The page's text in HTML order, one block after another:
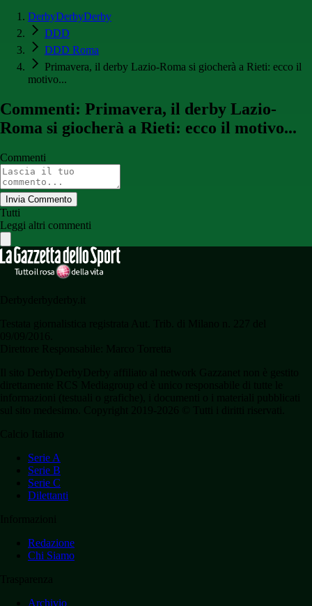
DerbyDerbyDerby
DDD
DDD Roma
Primavera, il derby Lazio-Roma si giocherà a Rieti: ecco il
motivo...
Commenti: Primavera, il derby Lazio-
Roma si giocherà a Rieti: ecco il motivo...
Commenti
Invia Commento
Tutti
Leggi altri commenti
Serie A
Serie B
Serie C
Dilettanti
Redazione
Chi Siamo
Archivio